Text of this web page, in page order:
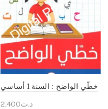
خطّي الواضح : السنة 1 أساسي
د.ت2.400